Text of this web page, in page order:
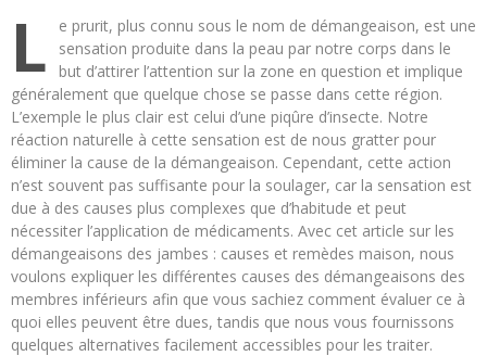
L
e prurit, plus connu sous le nom de démangeaison, est une
sensation produite dans la peau par notre corps dans le
but d’attirer l’attention sur la zone en question et implique
généralement que quelque chose se passe dans cette région.
L’exemple le plus clair est celui d’une piqûre d’insecte. Notre
réaction naturelle à cette sensation est de nous gratter pour
éliminer la cause de la démangeaison. Cependant, cette action
n’est souvent pas suffisante pour la soulager, car la sensation est
due à des causes plus complexes que d’habitude et peut
nécessiter l’application de médicaments. Avec cet article sur les
démangeaisons des jambes : causes et remèdes maison, nous
voulons expliquer les différentes causes des démangeaisons des
membres inférieurs afin que vous sachiez comment évaluer ce à
quoi elles peuvent être dues, tandis que nous vous fournissons
quelques alternatives facilement accessibles pour les traiter.